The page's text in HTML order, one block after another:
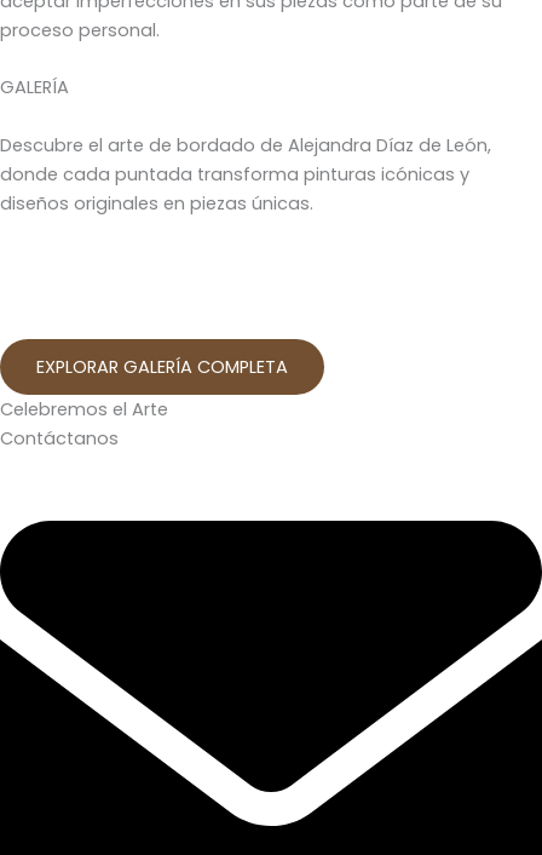
proceso personal.
GALERÍA
Descubre el arte de bordado de Alejandra Díaz de León,
donde cada puntada transforma pinturas icónicas y
diseños originales en piezas únicas.
EXPLORAR GALERÍA COMPLETA
Celebremos el Arte
Contáctanos